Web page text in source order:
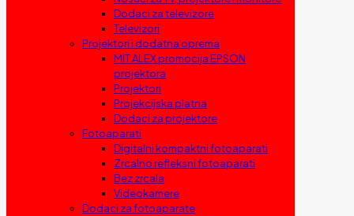
Dodaci za televizore
Televizori
Projektori i dodatna oprema
MIT ALEX promocija EPSON
projektora
Projektori
Projekcijska platna
Dodaci za projektore
Fotoaparati
Digitalni kompaktni fotoaparati
Zrcalno refleksni fotoaparati
Bez zrcala
Videokamere
Dodaci za fotoaparate